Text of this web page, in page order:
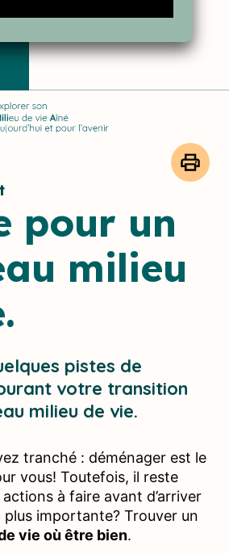
pour un
milieu
pistes de
votre transition
milieu de vie.
tranché : déménager est le
vous! Toutefois, il reste
à faire avant d’arriver
plus importante? Trouver un
vie où être bien.